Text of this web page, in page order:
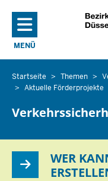
MENÜ
NAVIGATION
Sie
befinden
sich
Startseite Themen
Aktuelle Förderprojekte
WER